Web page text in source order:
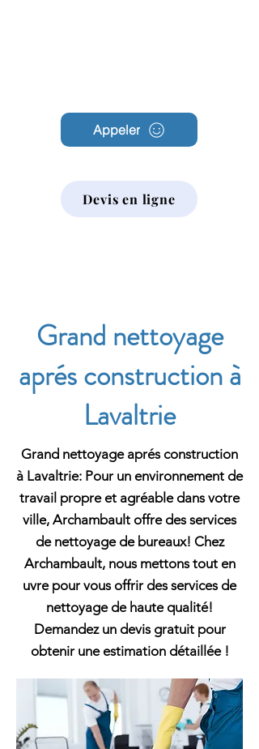
Appeler
Devis en ligne
Grand nettoyage
aprés construction à
Lavaltrie
Grand nettoyage aprés construction
à Lavaltrie: Pour un environnement de
travail propre et agréable dans votre
ville, Archambault offre des services
de nettoyage de bureaux! Chez
Archambault, nous mettons tout en
uvre pour vous offrir des services de
nettoyage de haute qualité!
Demandez un devis gratuit pour
obtenir une estimation détaillée !